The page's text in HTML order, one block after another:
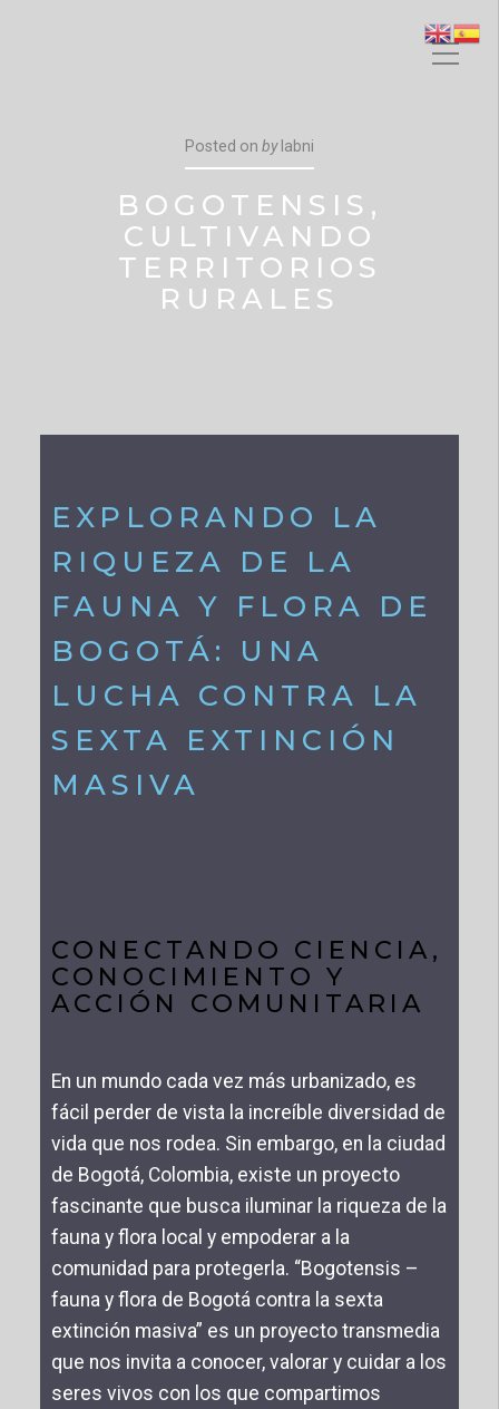
Posted on bylabni
BOGOTENSIS,
CULTIVANDO
TERRITORIOS
RURALES
EXPLORANDO LA
RIQUEZA DE LA
FAUNA Y FLORA DE
BOGOTÁ: UNA
LUCHA CONTRA LA
SEXTA EXTINCIÓN
MASIVA
CONECTANDO CIENCIA,
CONOCIMIENTO Y
ACCIÓN COMUNITARIA
En un mundo cada vez más urbanizado, es
fácil perder de vista la increíble diversidad de
vida que nos rodea. Sin embargo, en la ciudad
de Bogotá, Colombia, existe un proyecto
fascinante que busca iluminar la riqueza de la
fauna y flora local y empoderar a la
comunidad para protegerla. “Bogotensis –
fauna y flora de Bogotá contra la sexta
extinción masiva” es un proyecto transmedia
que nos invita a conocer, valorar y cuidar a los
seres vivos con los que compartimos